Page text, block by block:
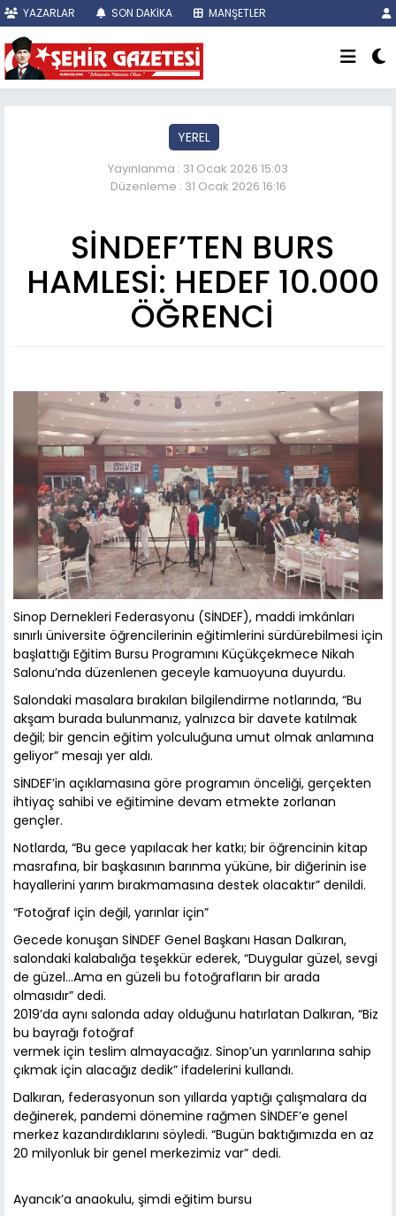
YAZARLAR SON DAKİKA MANŞETLER
YEREL
Yayınlanma : 31 Ocak 2026 15:03
Düzenleme : 31 Ocak 2026 16:16
SİNDEF’TEN BURS
HAMLESİ: HEDEF 10.000
ÖĞRENCİ
Sinop Dernekleri Federasyonu (SİNDEF), maddi imkânları
sınırlı üniversite öğrencilerinin eğitimlerini sürdürebilmesi için
başlattığı Eğitim Bursu Programını Küçükçekmece Nikah
Salonu’nda düzenlenen geceyle kamuoyuna duyurdu.
Salondaki masalara bırakılan bilgilendirme notlarında, “Bu
akşam burada bulunmanız, yalnızca bir davete katılmak
değil; bir gencin eğitim yolculuğuna umut olmak anlamına
geliyor” mesajı yer aldı.
SİNDEF’in açıklamasına göre programın önceliği, gerçekten
ihtiyaç sahibi ve eğitimine devam etmekte zorlanan
gençler.
Notlarda, “Bu gece yapılacak her katkı; bir öğrencinin kitap
masrafına, bir başkasının barınma yüküne, bir diğerinin ise
hayallerini yarım bırakmamasına destek olacaktır” denildi.
“Fotoğraf için değil, yarınlar için”
Gecede konuşan SİNDEF Genel Başkanı Hasan Dalkıran,
salondaki kalabalığa teşekkür ederek, “Duygular güzel, sevgi
de güzel…Ama en güzeli bu fotoğrafların bir arada
olmasıdır” dedi.
2019’da aynı salonda aday olduğunu hatırlatan Dalkıran, “Biz
bu bayrağı fotoğraf
vermek için teslim almayacağız. Sinop’un yarınlarına sahip
çıkmak için alacağız dedik” ifadelerini kullandı.
Dalkıran, federasyonun son yıllarda yaptığı çalışmalara da
değinerek, pandemi dönemine rağmen SİNDEF’e genel
merkez kazandırdıklarını söyledi. “Bugün baktığımızda en az
20 milyonluk bir genel merkezimiz var” dedi.
Ayancık’a anaokulu, şimdi eğitim bursu